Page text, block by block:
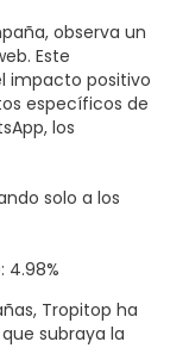
observa un
Este
impacto positivo
específicos de
los
solo a los
4.98%
Tropitop ha
subraya la